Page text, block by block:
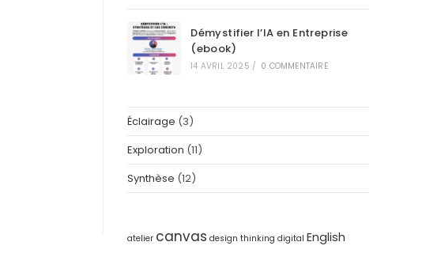
Démystifier l’IA en Entreprise
(ebook)
14 AVRIL 2025 / 0 COMMENTAIRE
Éclairage (3)
Exploration (11)
Synthèse (12)
atelier canvas design thinking digital English